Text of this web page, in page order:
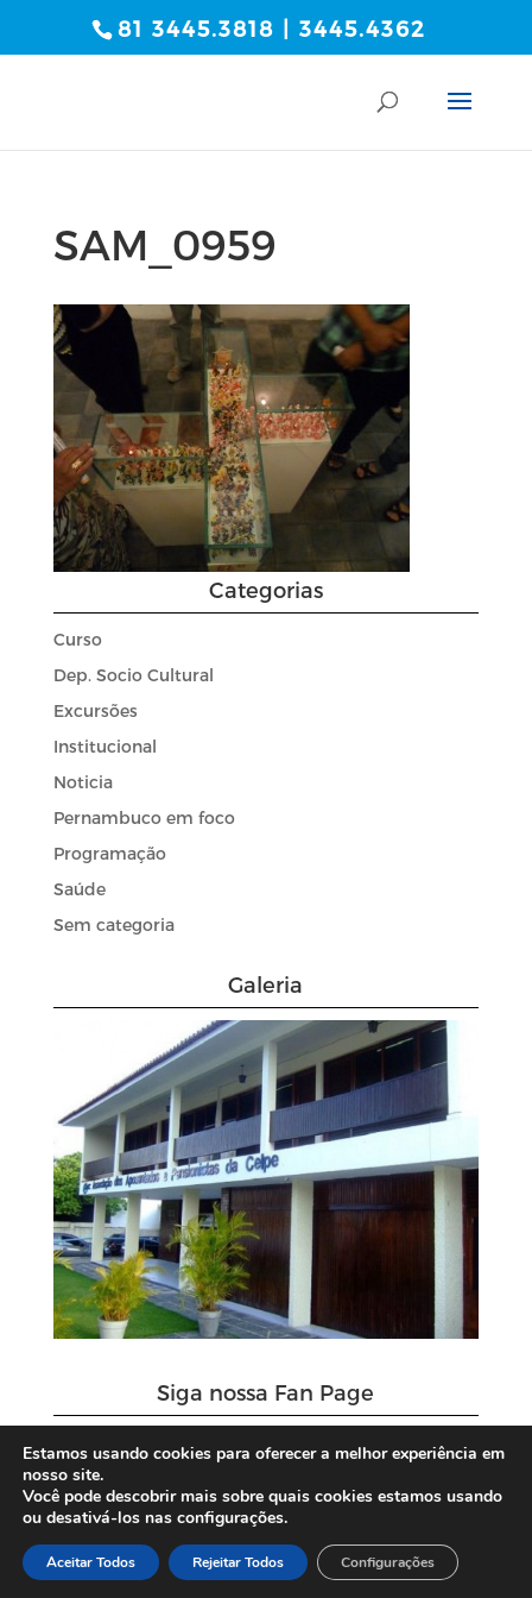
81 3445.3818 | 3445.4362
SAM_0959
Categorias
Curso
Dep. Socio Cultural
Excursões
Institucional
Noticia
Pernambuco em foco
Programação
Saúde
Sem categoria
Galeria
Siga nossa Fan Page
Estamos usando cookies para oferecer a melhor experiência em
nosso site.
Você pode descobrir mais sobre quais cookies estamos usando
ou desativá-los nas configurações.
Aceitar Todos Rejeitar Todos Configurações